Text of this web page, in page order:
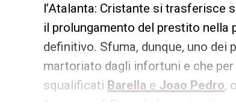
l’Atalanta: Cristante si trasferisce
il prolungamento del prestito
definitivo. Sfuma, dunque, uno
martoriato dagli infortuni e che
squalificati Barella e Joao Pedro,
fermatosi in